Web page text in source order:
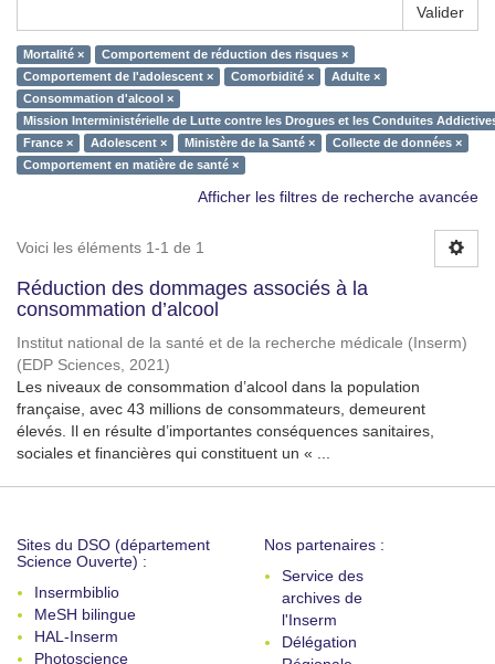
Valider
Mortalité ×
Comportement de réduction des risques ×
Comportement de l'adolescent ×
Comorbidité ×
Adulte ×
Consommation d'alcool ×
Mission Interministérielle de Lutte contre les Drogues et les Conduites
France ×
Adolescent × Ministère de la Santé ×
Collecte de données ×
Comportement en matière de santé ×
Afficher les filtres de recherche avancée
Voici les éléments 1-1 de 1
Réduction des dommages associés à la
consommation d’alcool
Institut national de la santé et de la recherche médicale (Inserm)
(EDP Sciences, 2021)
Les niveaux de consommation d’alcool dans la population
française, avec 43 millions de consommateurs, demeurent
élevés. Il en résulte d’importantes conséquences sanitaires,
sociales et financières qui constituent un « ...
Sites du DSO (département
Science Ouverte) :
Insermbiblio
MeSH bilingue
HAL-Inserm
Photoscience
Nos partenaires :
Service des
archives de
l'Inserm
Délégation